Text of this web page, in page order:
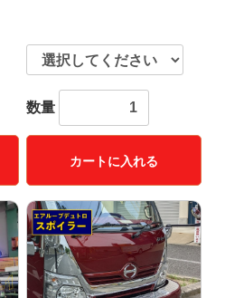
数量
カートに入れる